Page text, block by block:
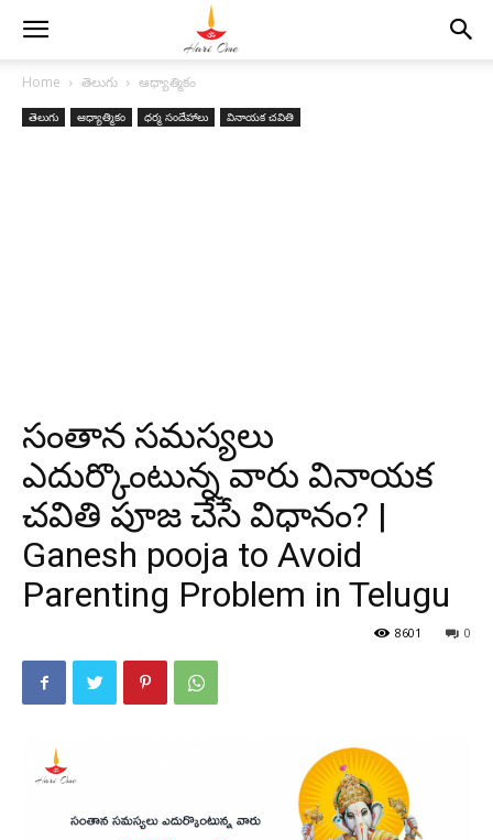
Home తెలుగు ఆధ్యాత్మికం
తెలుగు ఆధ్యాత్మికం ధర్మ సందేహాలు వినాయక చవితి
సంతాన సమస్యలు
ఎదుర్కొంటున్న వారు వినాయక
చవితి పూజ చేసే విధానం? |
Ganesh pooja to Avoid
Parenting Problem in Telugu
0
8601